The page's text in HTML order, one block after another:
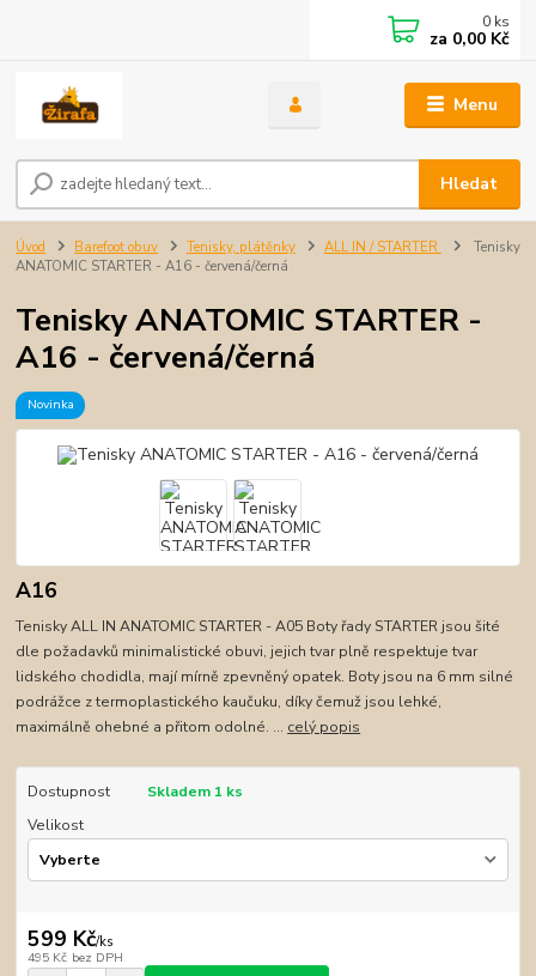
Menu
Hledat
0 ks
za 0,00 Kč
Úvod Barefoot obuv Tenisky, plátěnky ALL IN / STARTER
Tenisky
ANATOMIC STARTER - A16 - červená/černá
Tenisky ANATOMIC STARTER -
A16 - červená/černá
Novinka
A16
Tenisky ALL IN ANATOMIC STARTER - A05 Boty řady STARTER jsou šité
dle požadavků minimalistické obuvi, jejich tvar plně respektuje tvar
lidského chodidla, mají mírně zpevněný opatek. Boty jsou na 6 mm silné
podrážce z termoplastického kaučuku, díky čemuž jsou lehké,
maximálně ohebné a přitom odolné. ... celý popis
Dostupnost
Skladem 1 ks
Velikost
599 Kč/ks
495 Kč bez DPH